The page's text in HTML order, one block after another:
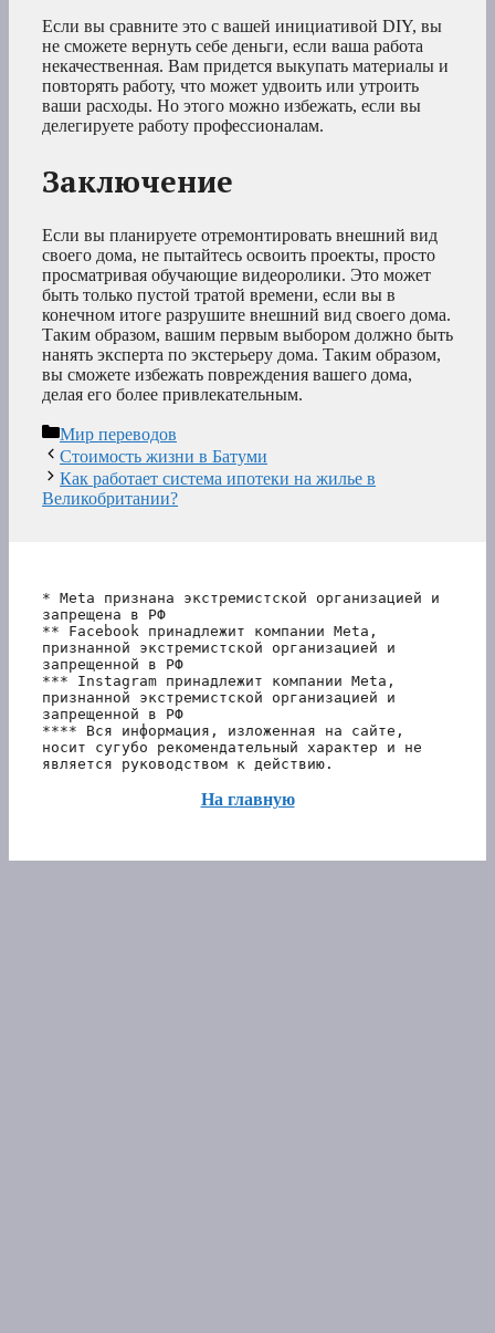
Если вы сравните это с вашей инициативой DIY, вы
не сможете вернуть себе деньги, если ваша работа
некачественная. Вам придется выкупать материалы и
повторять работу, что может удвоить или утроить
ваши расходы. Но этого можно избежать, если вы
делегируете работу профессионалам.
Заключение
Если вы планируете отремонтировать внешний вид
своего дома, не пытайтесь освоить проекты, просто
просматривая обучающие видеоролики. Это может
быть только пустой тратой времени, если вы в
конечном итоге разрушите внешний вид своего дома.
Таким образом, вашим первым выбором должно быть
нанять эксперта по экстерьеру дома. Таким образом,
вы сможете избежать повреждения вашего дома,
делая его более привлекательным.
Рубрики
Мир переводов
Стоимость жизни в Батуми
Как работает система ипотеки на жилье в
Великобритании?
* Meta признана экстремистской организацией и
запрещена в РФ
** Facebook принадлежит компании Meta,
признанной экстремистской организацией и
запрещенной в РФ
*** Instagram принадлежит компании Meta,
признанной экстремистской организацией и
запрещенной в РФ
**** Вся информация, изложенная на сайте,
носит сугубо рекомендательный характер и не
является руководством к действию.
На главную